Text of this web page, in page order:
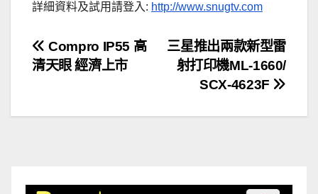
詳細資料及試用請登入: http://www.snugtv.com
文
章
導
三星推出兩款新型雷
射打印機ML-1660/
SCX-4623F
Compro IP55 高
清天眼 經濟上市